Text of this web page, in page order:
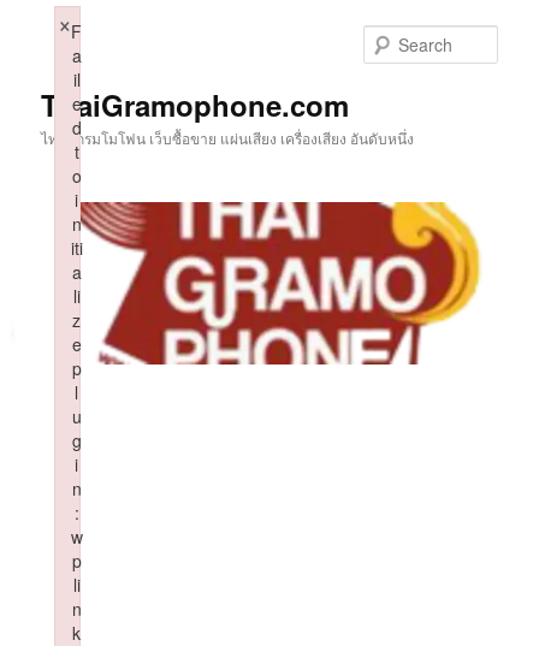
ThaiGramophone.com
ไทยแกรมโมโฟน เว็บซื้อขาย แผ่นเสียง เครื่องเสียง อันดับหนึ่ง
F
a
il
e
d
t
o
i
n
iti
a
li
z
e
p
l
u
g
i
n
:
w
p
li
n
k
×